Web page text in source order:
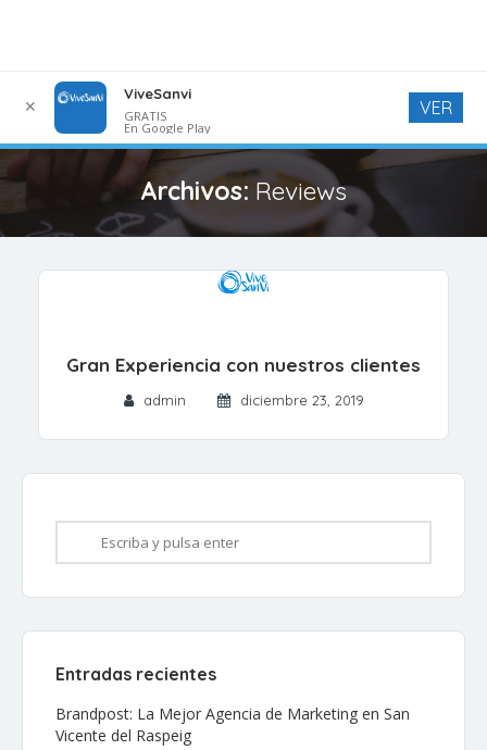
Archivos: Reviews
Gran Experiencia con nuestros clientes
admin diciembre 23, 2019
Entradas recientes
Brandpost: La Mejor Agencia de Marketing en San
Vicente del Raspeig
✕
ViveSanvi
GRATIS
En Google Play
VER